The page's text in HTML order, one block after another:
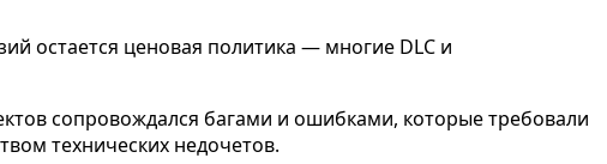
остается ценовая политика — многие DLC и
сопровождался багами и ошибками, которые требовали
технических недочетов.